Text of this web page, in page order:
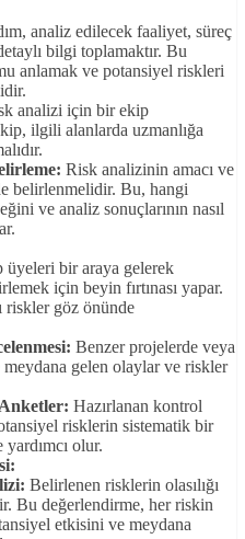
analiz edilecek faaliyet, süreç
bilgi toplamaktır. Bu
anlamak ve potansiyel riskleri
analizi için bir ekip
ilgili alanlarda uzmanlığa
Risk analizinin amacı ve
belirlenmelidir. Bu, hangi
ve analiz sonuçlarının nasıl
üyeleri bir araya gelerek
için beyin fırtınası yapar.
riskler göz önünde
Benzer projelerde veya
gelen olaylar ve riskler
Hazırlanan kontrol
risklerin sistematik bir
olur.
Belirlenen risklerin olasılığı
Bu değerlendirme, her riskin
etkisini ve meydana